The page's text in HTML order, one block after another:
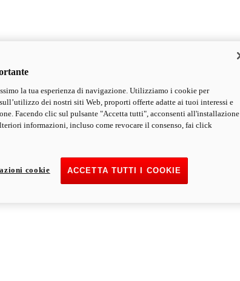
la tua esperienza di navigazione. Utilizziamo i cookie per
dei nostri siti Web, proporti offerte adatte ai tuoi interessi e
Facendo clic sul pulsante "Accetta tutti", acconsenti all'installazione
informazioni, incluso come revocare il consenso, fai click
ACCETTA TUTTI I COOKIE
cookie